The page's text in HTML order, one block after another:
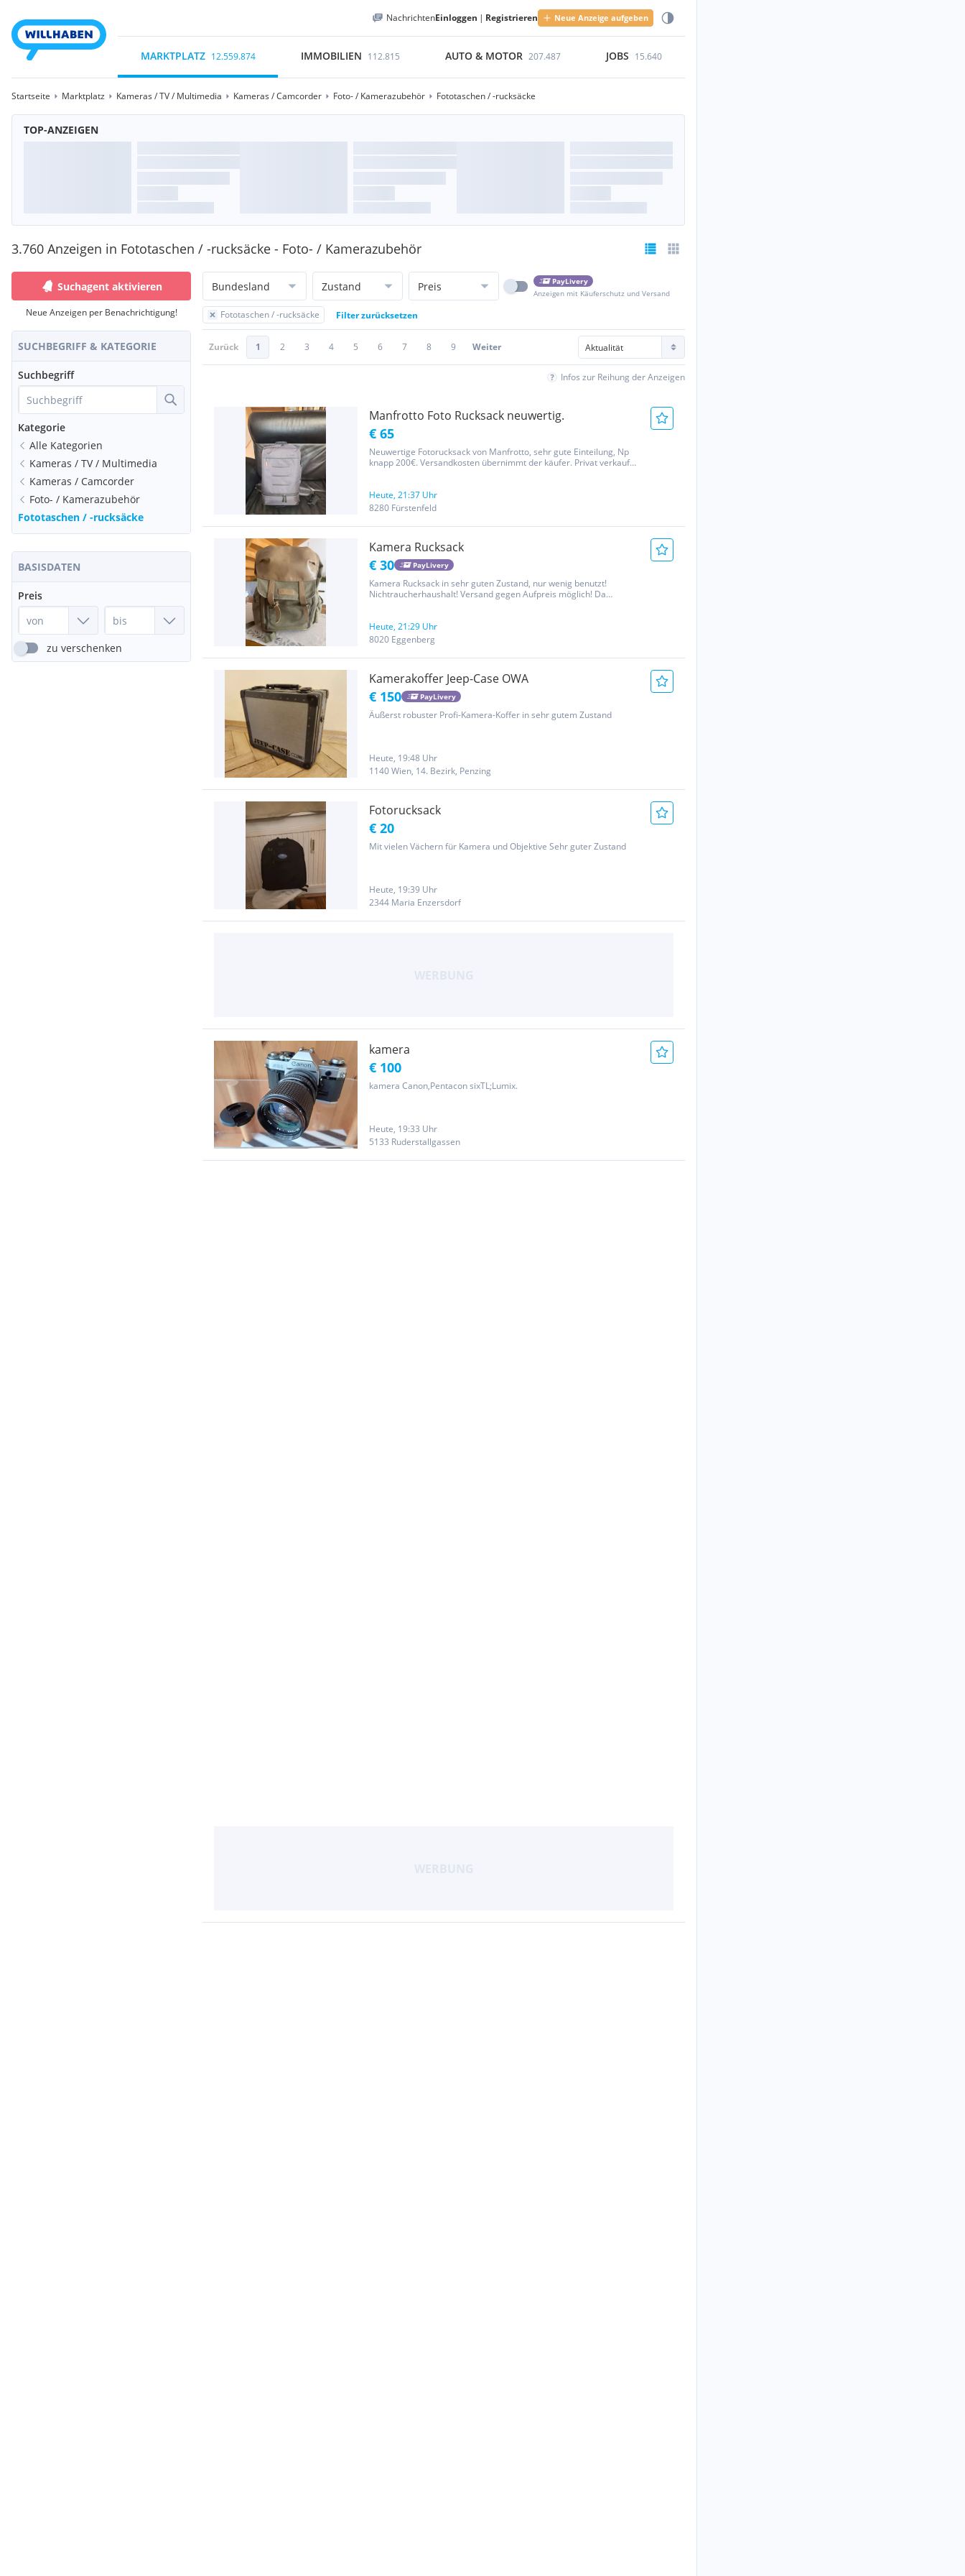
NachrichtenEinloggen | Registrieren Neue Anzeige aufgeben
MARKTPLATZ 12.559.874 IMMOBILIEN 112.815 AUTO & MOTOR 207.487 JOBS 15.640
Startseite Marktplatz Kameras / TV / Multimedia Kameras / Camcorder Foto- / Kamerazubehör Fototaschen / -rucksäcke
TOP-ANZEIGEN
3.760 Anzeigen in Fototaschen / -rucksäcke - Foto- / Kamerazubehör
Suchagent aktivieren
Neue Anzeigen per Benachrichtigung!
SUCHBEGRIFF & KATEGORIE
Suchbegriff
Kategorie
Alle Kategorien
Kameras / TV / Multimedia
Kameras / Camcorder
Foto- / Kamerazubehör
Fototaschen / -rucksäcke
BASISDATEN
Preis
zu verschenken
Bundesland Zustand Preis
PayLivery
Anzeigen mit Käuferschutz und Versand
Fototaschen / -rucksäcke Filter zurücksetzen
Zurück 1 2 3 4 5 6 7 8 9 Weiter
Infos zur Reihung der Anzeigen
Manfrotto Foto Rucksack neuwertig.
€ 65
Neuwertige Fotorucksack von Manfrotto, sehr gute Einteilung, Np
knapp 200€. Versandkosten übernimmt der käufer. Privat verkauf
Heute, 21:37 Uhr
8280 Fürstenfeld
Kamera Rucksack
€ 30 PayLivery
Kamera Rucksack in sehr guten Zustand, nur wenig benutzt!
Nichtraucherhaushalt! Versand gegen Aufpreis möglich! Da
Heute, 21:29 Uhr
8020 Eggenberg
Kamerakoffer Jeep-Case OWA
€ 150 PayLivery
Äußerst robuster Profi-Kamera-Koffer in sehr gutem Zustand
Heute, 19:48 Uhr
1140 Wien, 14. Bezirk, Penzing
Fotorucksack
€ 20
Mit vielen Vächern für Kamera und Objektive Sehr guter Zustand
Heute, 19:39 Uhr
2344 Maria Enzersdorf
kamera
€ 100
kamera Canon,Pentacon sixTL;Lumix.
Heute, 19:33 Uhr
5133 Ruderstallgassen